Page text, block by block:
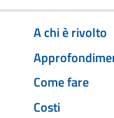
A chi è rivolto
Come fare
Costi